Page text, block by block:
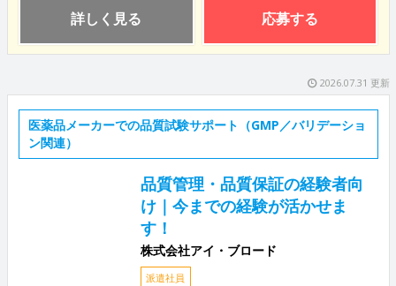
詳しく見る 応募する
2026.07.31 更新
医薬品メーカーでの品質試験サポート（GMP／バリデーショ
ン関連）
品質管理・品質保証の経験者向
け｜今までの経験が活かせま
す！
株式会社アイ・ブロード
派遣社員